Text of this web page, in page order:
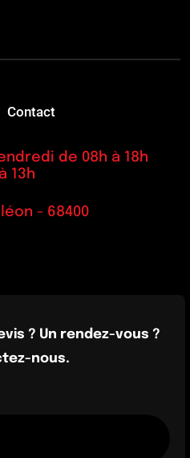
Contact
de 08h à 18h
13h
- 68400
? Un rendez-vous ?
nous.